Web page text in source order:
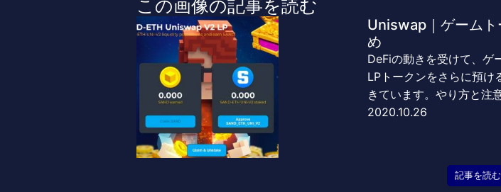
この画像の記事を読む
Uniswap｜ゲームト
め
DeFiの動きを受けて、ゲ
LPトークンをさらに預け
きています。やり方と注
2020.10.26
記事を読む